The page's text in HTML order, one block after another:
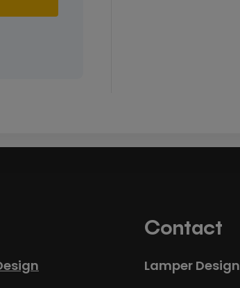
Contact
Lamper Design